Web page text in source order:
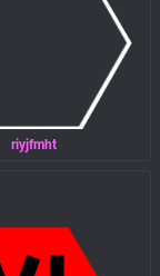
riyjfmht